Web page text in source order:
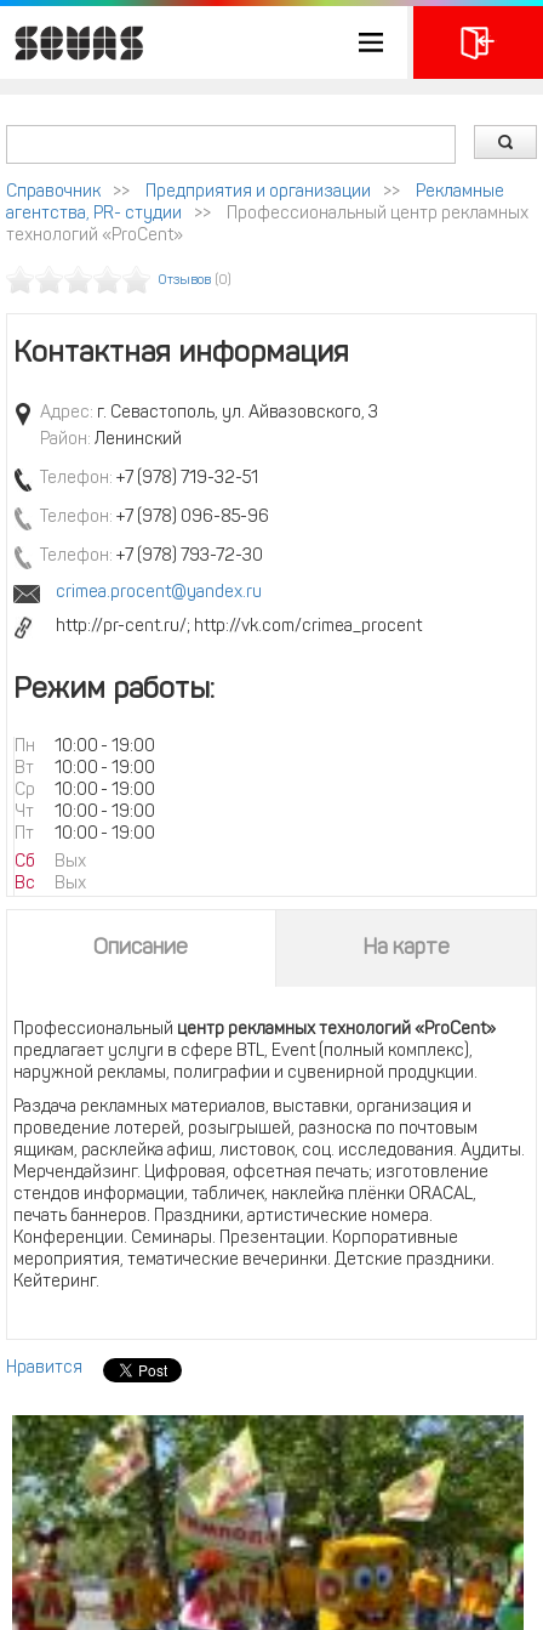
Справочник >> Предприятия и организации >>
Рекламные
агентства, PR- студии
>>
Профессиональный центр рекламных
технологий «ProCent»
Отзывов (0)
Контактная информация
Адрес: г. Севастополь, ул. Айвазовского, 3
Район: Ленинский
Телефон: +7 (978) 719-32-51
Телефон: +7 (978) 096-85-96
Телефон: +7 (978) 793-72-30
crimea.procent@yandex.ru
http://pr-cent.ru/; http://vk.com/crimea_procent
Режим работы:
Пн 10:00 - 19:00
Вт
10:00 - 19:00
Ср
10:00 - 19:00
Чт
10:00 - 19:00
Пт
10:00 - 19:00
Сб
Вых
Вс
Вых
Описание На карте
Профессиональный центр рекламных технологий «ProCent»
предлагает услуги в сфере BTL, Event (полный комплекс),
наружной рекламы, полиграфии и сувенирной продукции.
Раздача рекламных материалов, выставки, организация и
проведение лотерей, розыгрышей, разноска по почтовым
ящикам, расклейка афиш, листовок, соц. исследования. Аудиты.
Мерчендайзинг. Цифровая, офсетная печать; изготовление
стендов информации, табличек, наклейка плёнки ORACAL,
печать баннеров. Праздники, артистические номера.
Конференции. Семинары. Презентации. Корпоративные
мероприятия, тематические вечеринки. Детские праздники.
Кейтеринг.
Нравится